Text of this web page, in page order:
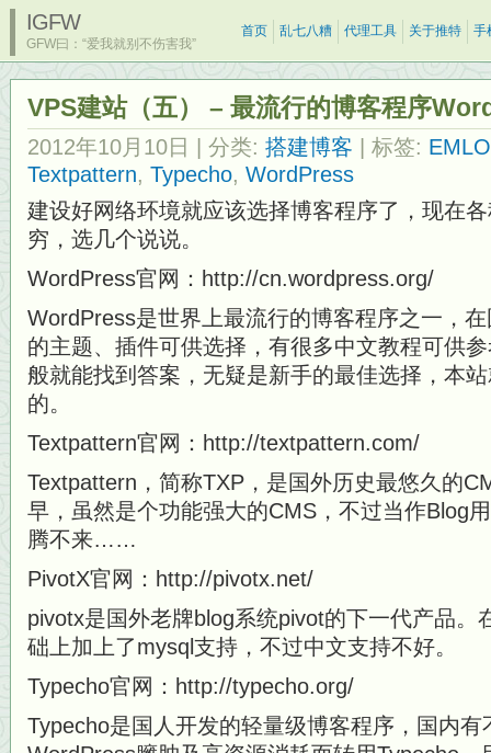
IGFW
GFW曰：“爱我就别不伤害我”
首页 乱七八糟 代理工具 关于推特 手
VPS建站（五） – 最流行的博客程序
2012年10月10日 | 分类: 搭建博客 | 标签:
Textpattern, Typecho, WordPress
建设好网络环境就应该选择博客程序了，现在
穷，选几个说说。
WordPress官网：http://cn.wordpress.org/
WordPress是世界上最流行的博客程序之一，
的主题、插件可供选择，有很多中文教程可供
般就能找到答案，无疑是新手的最佳选择，本
的。
Textpattern官网：http://textpattern.com/
Textpattern，简称TXP，是国外历史最悠久的
早，虽然是个功能强大的CMS，不过当作Blog
腾不来……
PivotX官网：http://pivotx.net/
pivotx是国外老牌blog系统pivot的下一代产品。
础上加上了mysql支持，不过中文支持不好。
Typecho官网：http://typecho.org/
Typecho是国人开发的轻量级博客程序，国内有